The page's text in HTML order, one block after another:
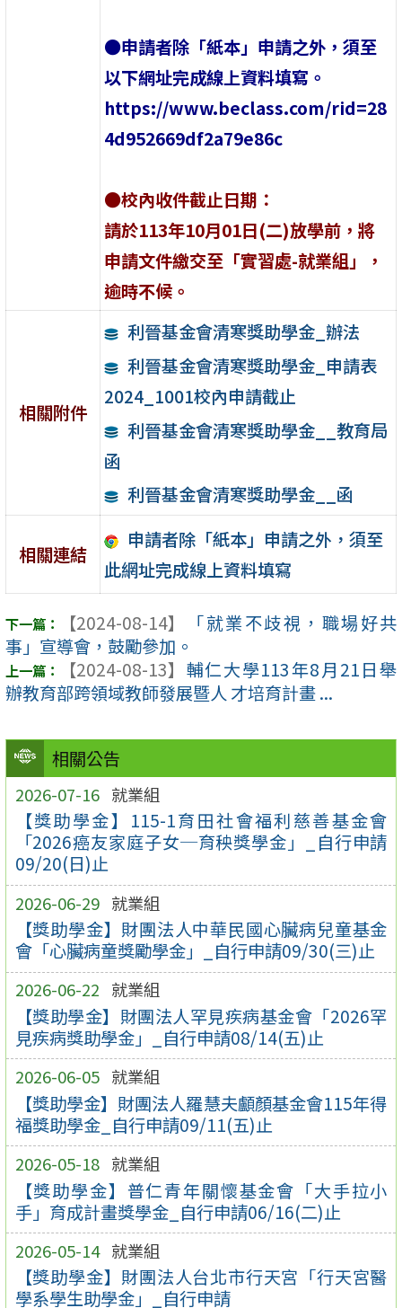
相關公告
2026-07-16 就業組
【獎助學金】115-1育田社會福利慈善基金會
「2026癌友家庭子女─育秧獎學金」_自行申請
09/20(日)止
2026-06-29 就業組
【獎助學金】財團法人中華民國心臟病兒童基金
會「心臟病童獎勵學金」_自行申請09/30(三)止
2026-06-22 就業組
【獎助學金】財團法人罕見疾病基金會「2026罕
見疾病獎助學金」_自行申請08/14(五)止
2026-06-05 就業組
【獎助學金】財團法人羅慧夫顱顏基金會115年得
福獎助學金_自行申請09/11(五)止
2026-05-18 就業組
【獎助學金】普仁青年關懷基金會「大手拉小
手」育成計畫獎學金_自行申請06/16(二)止
2026-05-14 就業組
【獎助學金】財團法人台北市行天宮「行天宮醫
學系學生助學金」_自行申請
●申請者除「紙本」申請之外，須至
以下網址完成線上資料填寫。
https://www.beclass.com/rid=28
4d952669df2a79e86c
●校內收件截止日期：
請於113年10月01日(二)放學前，將
申請文件繳交至「實習處-就業組」，
逾時不候。
相關附件
利晉基金會清寒獎助學金_辦法
利晉基金會清寒獎助學金_申請表
2024_1001校內申請截止
利晉基金會清寒獎助學金__教育局
函
利晉基金會清寒獎助學金__函
相關連結
申請者除「紙本」申請之外，須至
此網址完成線上資料填寫
【2024-08-14】
「就業不歧視，職場好共
事」宣導會，鼓勵參加。
【2024-08-13】 輔仁大學113年8月21日舉
辦教育部跨領域教師發展暨人 才培育計畫 ...